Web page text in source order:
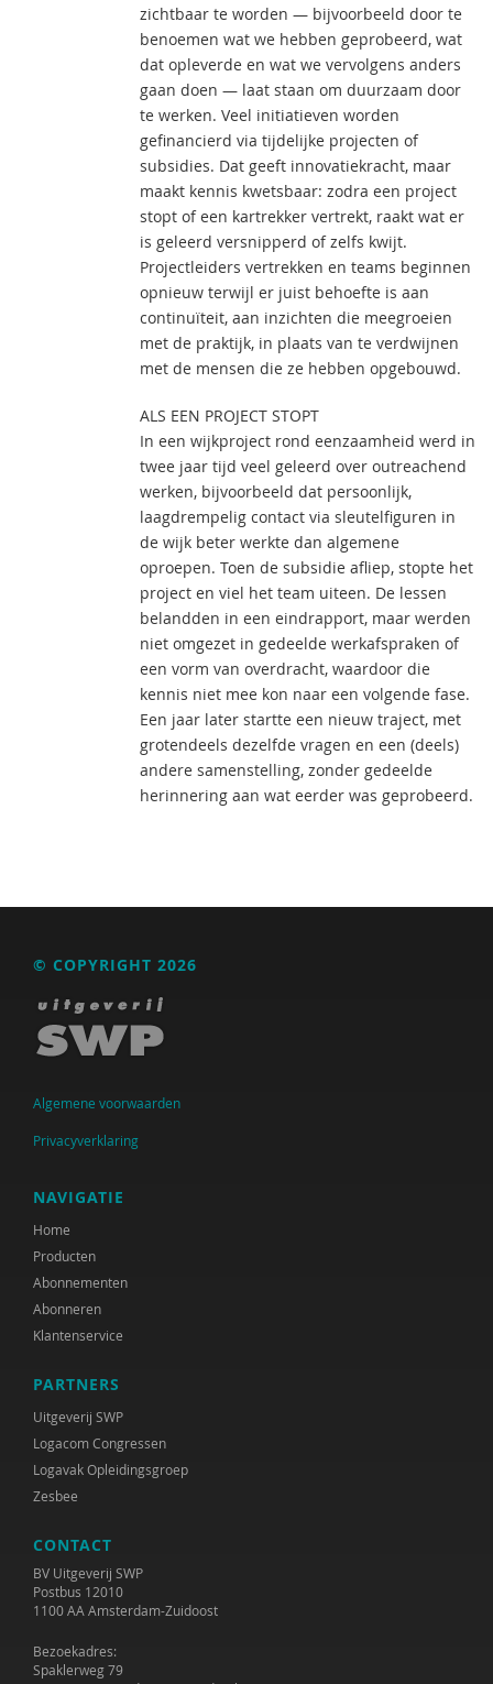
zichtbaar te worden — bijvoorbeeld door te
benoemen wat we hebben geprobeerd, wat
dat opleverde en wat we vervolgens anders
gaan doen — laat staan om duurzaam door
te werken. Veel initiatieven worden
gefinancierd via tijdelijke projecten of
subsidies. Dat geeft innovatiekracht, maar
maakt kennis kwetsbaar: zodra een project
stopt of een kartrekker vertrekt, raakt wat er
is geleerd versnipperd of zelfs kwijt.
Projectleiders vertrekken en teams beginnen
opnieuw terwijl er juist behoefte is aan
continuïteit, aan inzichten die meegroeien
met de praktijk, in plaats van te verdwijnen
met de mensen die ze hebben opgebouwd.
ALS EEN PROJECT STOPT
In een wijkproject rond eenzaamheid werd in
twee jaar tijd veel geleerd over outreachend
werken, bijvoorbeeld dat persoonlijk,
laagdrempelig contact via sleutelfiguren in
de wijk beter werkte dan algemene
oproepen. Toen de subsidie afliep, stopte het
project en viel het team uiteen. De lessen
belandden in een eindrapport, maar werden
niet omgezet in gedeelde werkafspraken of
een vorm van overdracht, waardoor die
kennis niet mee kon naar een volgende fase.
Een jaar later startte een nieuw traject, met
grotendeels dezelfde vragen en een (deels)
andere samenstelling, zonder gedeelde
herinnering aan wat eerder was geprobeerd.
© COPYRIGHT 2026
Algemene voorwaarden
Privacyverklaring
NAVIGATIE
Home
Producten
Abonnementen
Abonneren
Klantenservice
PARTNERS
Uitgeverij SWP
Logacom Congressen
Logavak Opleidingsgroep
Zesbee
CONTACT
BV Uitgeverij SWP
Postbus 12010
1100 AA Amsterdam-Zuidoost
Bezoekadres:
Spaklerweg 79